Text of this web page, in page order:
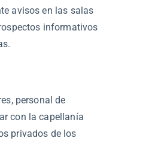
avisos en las salas
informativos
personal de
con la capellanía
privados de los